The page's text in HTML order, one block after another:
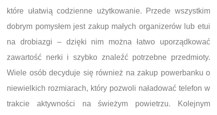
które ułatwią codzienne użytkowanie. Przede wszystkim
dobrym pomysłem jest zakup małych organizerów lub etui
na drobiazgi – dzięki nim można łatwo uporządkować
zawartość nerki i szybko znaleźć potrzebne przedmioty.
Wiele osób decyduje się również na zakup powerbanku o
niewielkich rozmiarach, który pozwoli naładować telefon w
trakcie aktywności na świeżym powietrzu. Kolejnym